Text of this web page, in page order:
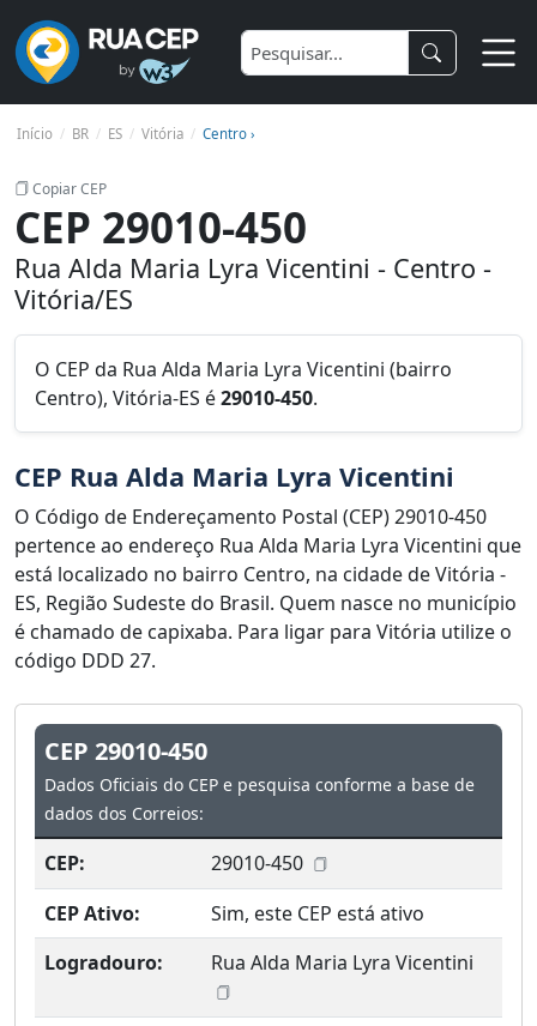
Início BR ES Vitória Centro ›
Copiar CEP
CEP 29010-450
Rua Alda Maria Lyra Vicentini - Centro -
Vitória/ES
O CEP da Rua Alda Maria Lyra Vicentini (bairro
Centro), Vitória-ES é29010-450.
CEP Rua Alda Maria Lyra Vicentini
O Código de Endereçamento Postal (CEP) 29010-450
pertence ao endereço Rua Alda Maria Lyra Vicentini que
está localizado no bairro Centro, na cidade de Vitória -
ES, Região Sudeste do Brasil. Quem nasce no município
é chamado de capixaba. Para ligar para Vitória utilize o
código DDD 27.
CEP 29010-450
Dados Oficiais do CEP e pesquisa conforme a base de
dados dos Correios:
CEP:
29010-450
CEP Ativo:
Sim, este CEP está ativo
Logradouro:
Rua Alda Maria Lyra Vicentini